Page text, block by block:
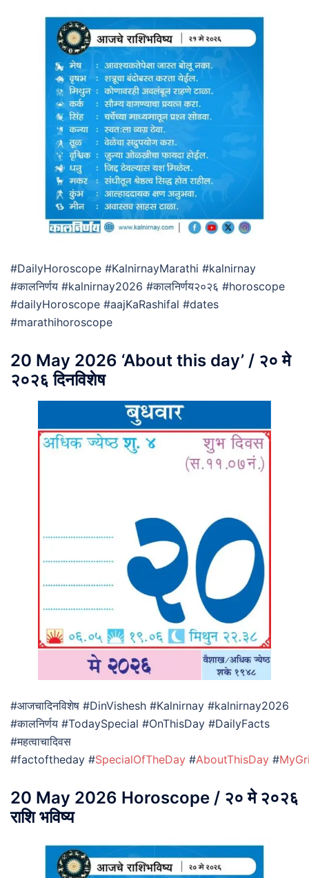
#DailyHoroscope #KalnirnayMarathi #kalnirnay
#कालनिर्णय #kalnirnay2026 #कालनिर्णय२०२६ #horoscope
#dailyHoroscope #aajKaRashifal #dates
#marathihoroscope
20 May 2026 ‘About this day’ / २० मे
२०२६ दिनविशेष
#आजचादिनविशेष #DinVishesh #Kalnirnay #kalnirnay2026
#कालनिर्णय #TodaySpecial #OnThisDay #DailyFacts
#महत्वाचादिवस
#factoftheday #SpecialOfTheDay #AboutThisDay #
20 May 2026 Horoscope / २० मे २०२६
राशि भविष्य